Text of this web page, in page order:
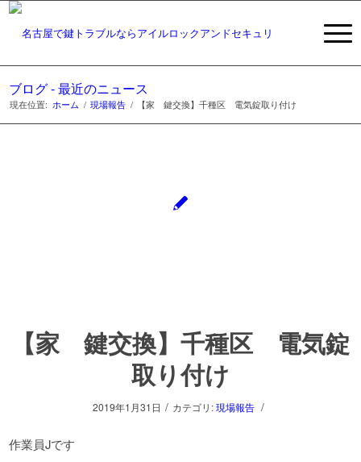
ブログ - 最近のニュース
現在位置: ホーム / 現場報告 / 【家 鍵交換】千種区 電気錠取り付け
【家 鍵交換】千種区 電気錠
取り付け
2019年1月31日 / カテゴリ:現場報告 /
作業員Jです